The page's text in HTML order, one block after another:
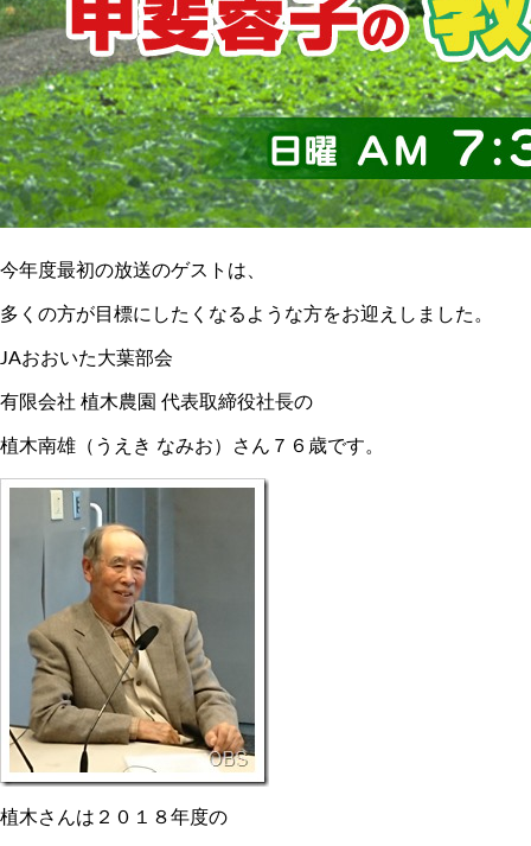
今年度最初の放送のゲストは、
多くの方が目標にしたくなるような方をお迎えしました。
JAおおいた大葉部会
有限会社 植木農園 代表取締役社長の
植木南雄（うえき なみお）さん７６歳です。
植木さんは２０１８年度の